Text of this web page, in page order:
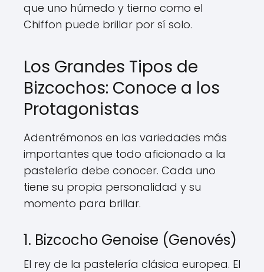
que uno húmedo y tierno como el
Chiffon puede brillar por sí solo.
Los Grandes Tipos de
Bizcochos: Conoce a los
Protagonistas
Adentrémonos en las variedades más
importantes que todo aficionado a la
pastelería debe conocer. Cada uno
tiene su propia personalidad y su
momento para brillar.
1. Bizcocho Genoise (Genovés)
El rey de la pastelería clásica europea. El